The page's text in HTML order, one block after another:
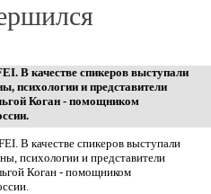
В качестве спикеров выступали
психологии и представители
Коган - помощником
В качестве спикеров выступали
психологии и представители
Коган - помощником